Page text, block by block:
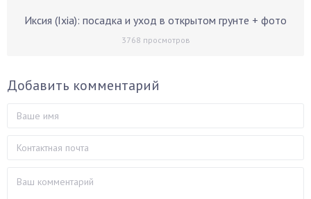
Иксия (Ixia): посадка и уход в открытом грунте + фото
3768 просмотров
Добавить комментарий